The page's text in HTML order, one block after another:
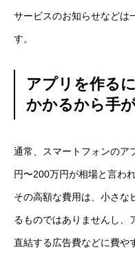
サービスのお知らせなどは
す。
アプリを作る
かかるから手
通常、スマートフォンのア
円〜200万円が相場と言わ
その高額な費用は、小さな
るものではありませんし、
直結する広告費などに費や